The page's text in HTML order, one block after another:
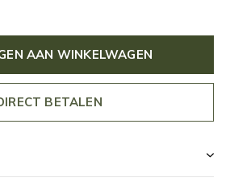
AAN WINKELWAGEN
BETALEN